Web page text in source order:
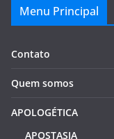
Menu Principal
Contato
Quem somos
APOLOGÉTICA
APOSTASIA